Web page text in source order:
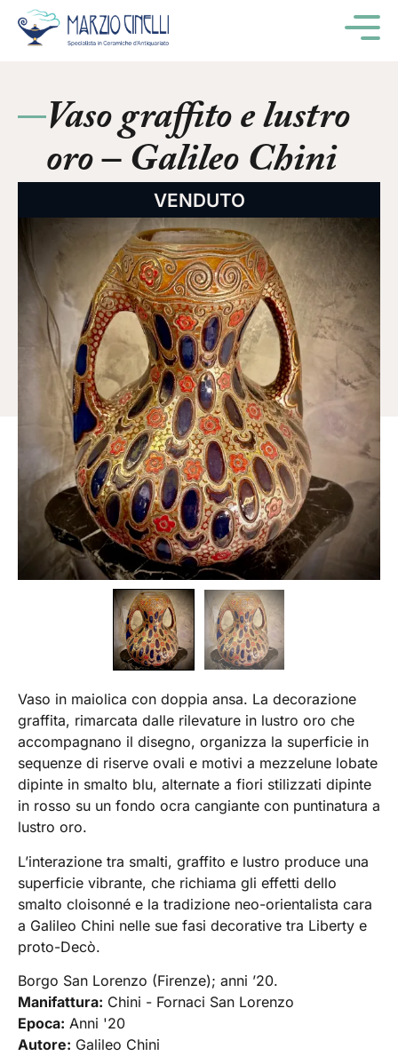
Vaso graffito e lustro
oro – Galileo Chini
VENDUTO
Vaso in maiolica con doppia ansa. La decorazione
graffita, rimarcata dalle rilevature in lustro oro che
accompagnano il disegno, organizza la superficie in
sequenze di riserve ovali e motivi a mezzelune lobate
dipinte in smalto blu, alternate a fiori stilizzati dipinte
in rosso su un fondo ocra cangiante con puntinatura a
lustro oro.
L’interazione tra smalti, graffito e lustro produce una
superficie vibrante, che richiama gli effetti dello
smalto cloisonné e la tradizione neo-orientalista cara
a Galileo Chini nelle sue fasi decorative tra Liberty e
proto-Decò.
Borgo San Lorenzo (Firenze); anni ’20.
Manifattura: Chini - Fornaci San Lorenzo
Epoca: Anni '20
Autore: Galileo Chini